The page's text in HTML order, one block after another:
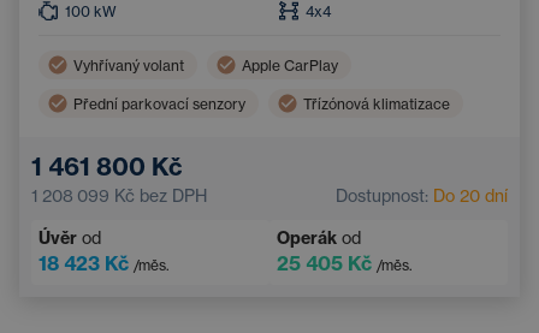
100 kW 4x4
Vyhřívaný volant Apple CarPlay
Přední parkovací senzory Třízónová klimatizace
Vyhřívaná sedadla vzadu
1 461 800 Kč
1 208 099 Kč bez DPH Dostupnost: Do 20 dní
Úvěr od
18 423 Kč /měs.
Operák od
25 405 Kč /měs.